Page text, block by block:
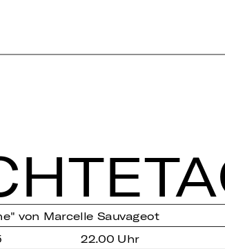
von Marcelle Sauvageot
22.00 Uhr